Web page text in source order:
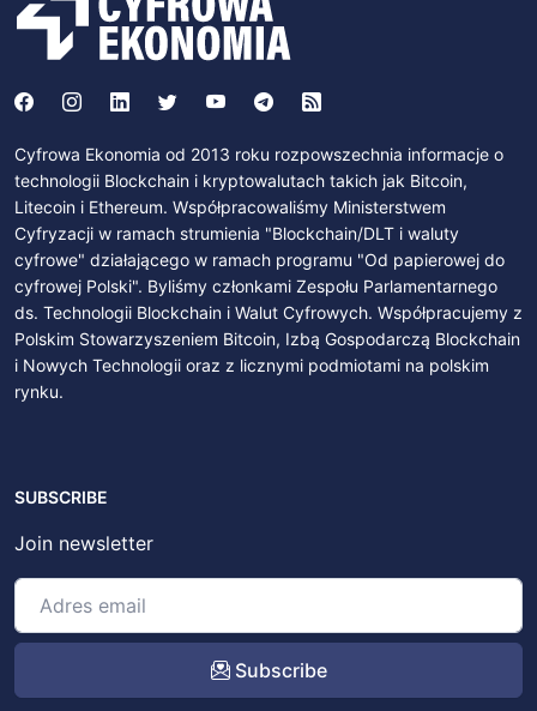
Cyfrowa Ekonomia od 2013 roku rozpowszechnia informacje o
technologii Blockchain i kryptowalutach takich jak Bitcoin,
Litecoin i Ethereum. Współpracowaliśmy Ministerstwem
Cyfryzacji w ramach strumienia "Blockchain/DLT i waluty
cyfrowe" działającego w ramach programu "Od papierowej do
cyfrowej Polski". Byliśmy członkami Zespołu Parlamentarnego
ds. Technologii Blockchain i Walut Cyfrowych. Współpracujemy z
Polskim Stowarzyszeniem Bitcoin, Izbą Gospodarczą Blockchain
i Nowych Technologii oraz z licznymi podmiotami na polskim
rynku.
SUBSCRIBE
Join newsletter
Subscribe